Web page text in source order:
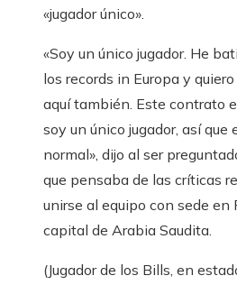
«jugador único».
«Soy un único jugador. He
los records in Europa y
aquí también. Este contrato
soy un único jugador, así que
normal», dijo al ser
que pensaba de las críticas
unirse al equipo con sede en
capital de Arabia Saudita.
(Jugador de los Bills, en